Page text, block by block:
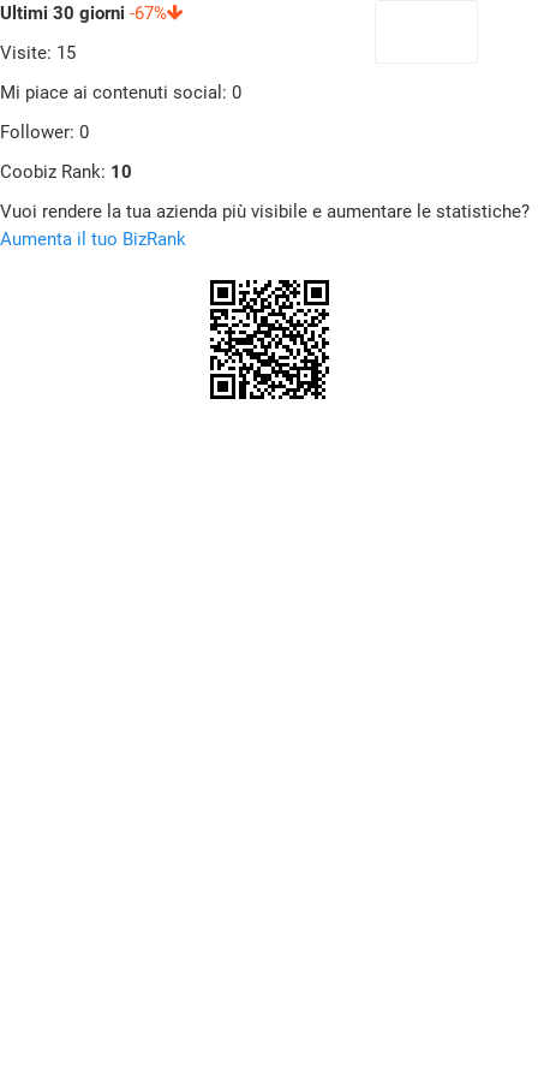
Ultimi 30 giorni -67%
Visite: 15
Mi piace ai contenuti social: 0
Follower: 0
Coobiz Rank: 10
Vuoi rendere la tua azienda più visibile e aumentare le statistiche?
Aumenta il tuo BizRank